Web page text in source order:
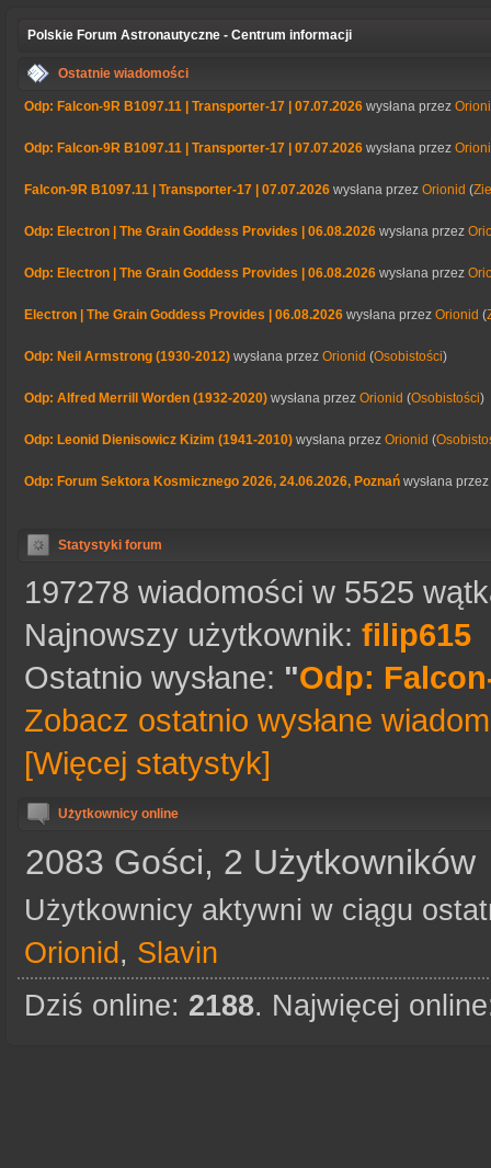
Polskie Forum Astronautyczne - Centrum informacji
Ostatnie wiadomości
Odp: Falcon-9R B1097.11 | Transporter-17 | 07.07.2026 wysłana przez
Odp: Falcon-9R B1097.11 | Transporter-17 | 07.07.2026 wysłana przez
Falcon-9R B1097.11 | Transporter-17 | 07.07.2026 wysłana przez Orionid (
Odp: Electron | The Grain Goddess Provides | 06.08.2026 wysłana przez
Odp: Electron | The Grain Goddess Provides | 06.08.2026 wysłana przez
Electron | The Grain Goddess Provides | 06.08.2026 wysłana przez Orionid (
Odp: Neil Armstrong (1930-2012) wysłana przez Orionid (Osobistości)
Odp: Alfred Merrill Worden (1932-2020) wysłana przez Orionid (Osobistości)
Odp: Leonid Dienisowicz Kizim (1941-2010) wysłana przez Orionid (
Odp: Forum Sektora Kosmicznego 2026, 24.06.2026, Poznań wysłana przez
Statystyki forum
197278 wiadomości w 5525
Najnowszy użytkownik: filip615
Ostatnio wysłane: "Odp:
Zobacz ostatnio wysłane
[Więcej statystyk]
Użytkownicy online
2083 Gości, 2 Użytkowników
Użytkownicy aktywni w ciągu
Orionid , Slavin
Dziś online: 2188. Najwięcej